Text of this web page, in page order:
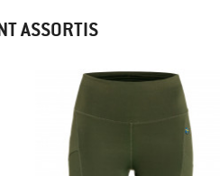
ASSORTIS